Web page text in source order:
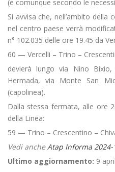
(e comunque secondo le
Si avvisa che, nell’ambito della
nel centro paese verrà
n° 102.035 delle ore 19.45 da
60 — Vercelli – Trino –
devierà lungo via Nino
Hermada, via Monte San
(capolinea).
Dalla stessa fermata, alle ore
della Linea:
59 — Trino – Crescentino –
Vedi ancheAtap Informa 2024-
Ultimo aggiornamento: 9